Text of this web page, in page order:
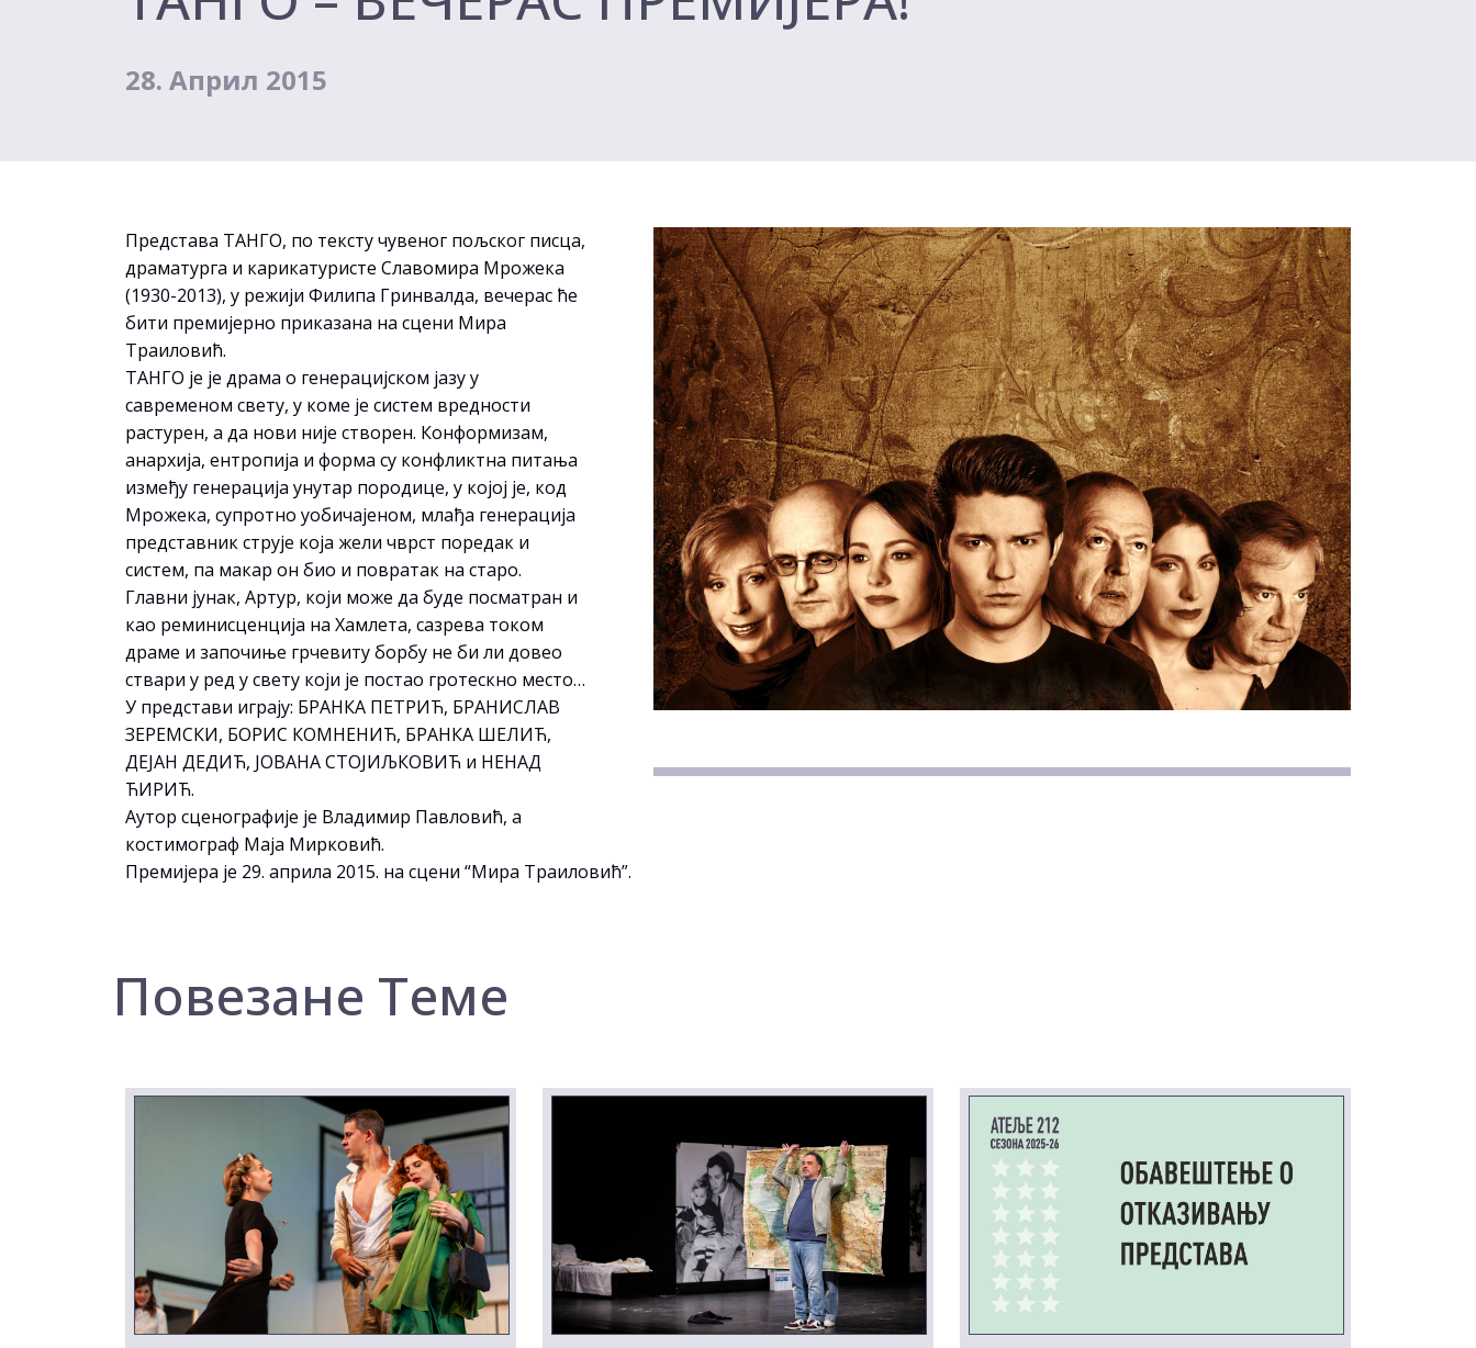
28. Април 2015
Представа ТАНГО, по тексту чувеног пољског писца,
драматурга и карикатуристе Славомира Мрожека
(1930-2013), у режији Филипа Гринвалда, вечерас ће
бити премијерно приказана на сцени Мира
Траиловић.
ТАНГО је је драма о генерацијском јазу у
савременом свету, у коме је систем вредности
растурен, а да нови није створен. Конформизам,
анархија, ентропија и форма су конфликтна питања
између генерација унутар породице, у којој је, код
Мрожека, супротно уобичајеном, млађа генерација
представник струје која жели чврст поредак и
систем, па макар он био и повратак на старо.
Главни јунак, Артур, који може да буде посматран и
као реминисценција на Хамлета, сазрева током
драме и започиње грчевиту борбу не би ли довео
ствари у ред у свету који је постао гротескно место…
У представи играју: БРАНКА ПЕТРИЋ, БРАНИСЛАВ
ЗЕРЕМСКИ, БОРИС КОМНЕНИЋ, БРАНКА ШЕЛИЋ,
ДЕЈАН ДЕДИЋ, ЈОВАНА СТОЈИЉКОВИЋ и НЕНАД
ЋИРИЋ.
Аутор сценографије је Владимир Павловић, а
костимограф Маја Мирковић.
Премијера је 29. априла 2015. на сцени “Мира Траиловић”.
Повезане Теме